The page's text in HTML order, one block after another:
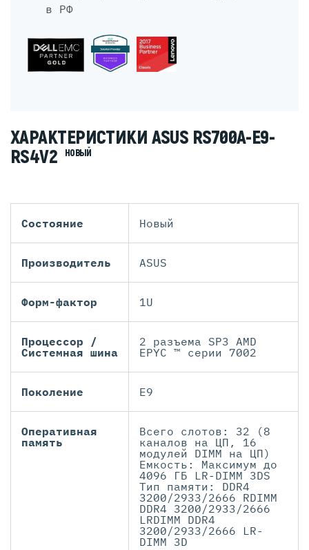
в РФ
ХАРАКТЕРИСТИКИ ASUS RS700A-E9-
RS4V2
НОВЫЙ
Состояние Новый
Производитель ASUS
Форм-фактор 1U
Процессор /
Системная шина
2 разъема SP3 AMD
EPYC ™ серии 7002
Поколение Е9
Оперативная
память
Всего слотов: 32 (8
каналов на ЦП, 16
модулей DIMM на ЦП)
Емкость: Максимум до
4096 ГБ LR-DIMM 3DS
Тип памяти: DDR4
3200/2933/2666 RDIMM
DDR4 3200/2933/2666
LRDIMM DDR4
3200/2933/2666 LR-
DIMM 3D